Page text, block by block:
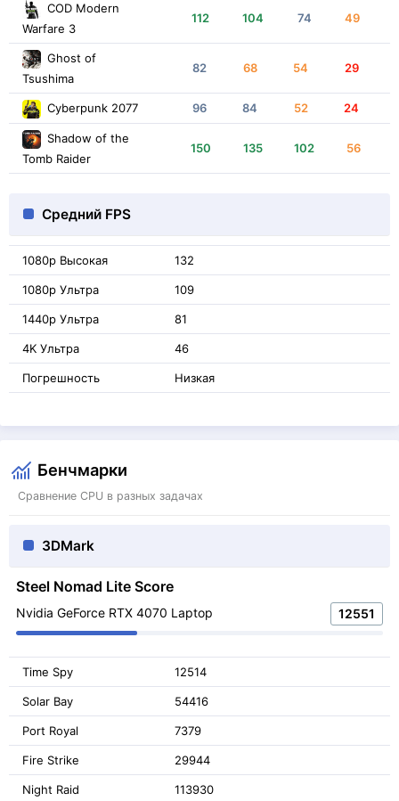
COD Modern
Warfare 3
112 104 74 49
Ghost of
Tsushima
82 68 54 29
Cyberpunk 2077 96 84 52 24
Shadow of the
Tomb Raider
150 135 102 56
Средний FPS
1080p Высокая 132
1080p Ультра 109
1440p Ультра 81
4K Ультра 46
Погрешность Низкая
Бенчмарки
Сравнение CPU в разных задачах
3DMark
Steel Nomad Lite Score
Nvidia GeForce RTX 4070 Laptop 12551
Time Spy 12514
Solar Bay 54416
Port Royal 7379
Fire Strike 29944
Night Raid 113930